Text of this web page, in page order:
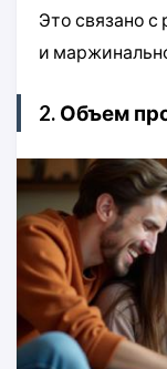
Это связано
и
2. Объем